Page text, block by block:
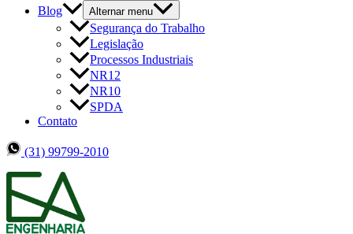
Blog
Alternar menu
Segurança do Trabalho
Legislação
Processos Industriais
NR12
NR10
SPDA
Contato
(31) 99799-2010